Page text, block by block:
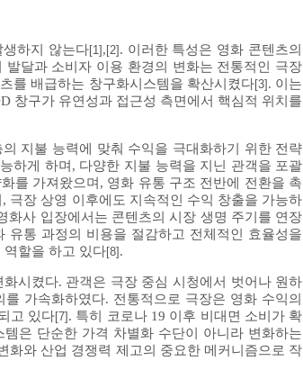
하지 않는다[1] , [2] . 이러한 특성은 영화 콘텐츠의
달과 소비자 이용 환경의 변화는 전통적인 극장
를 배급하는 창구화시스템을 확산시켰다[3] . 이는
창구가 유연성과 접근성 측면에서 핵심적 위치를
지불 능력에 맞춰 수익을 극대화하기 위한 전략
하게 하며, 다양한 지불 능력을 지닌 관객을 포괄
를 가져왔으며, 영화 유통 구조 전반에 전환을 촉
극장 상영 이후에도 지속적인 수익 창출을 가능하
화사 입장에서는 콘텐츠의 시장 생명 주기를 연장
통 과정의 비용을 절감하고 전체적인 효율성을
할을 하고 있다[8] .
시켰다. 관객은 극장 중심 시청에서 벗어나 원하
가속화하였다. 전통적으로 극장은 영화 수익의
고 있다[7] . 특히 코로나 19 이후 비대면 소비가 확
은 단순한 가격 차별화 수단이 아니라 변화하는
화와 산업 경쟁력 제고의 중요한 메커니즘으로 작